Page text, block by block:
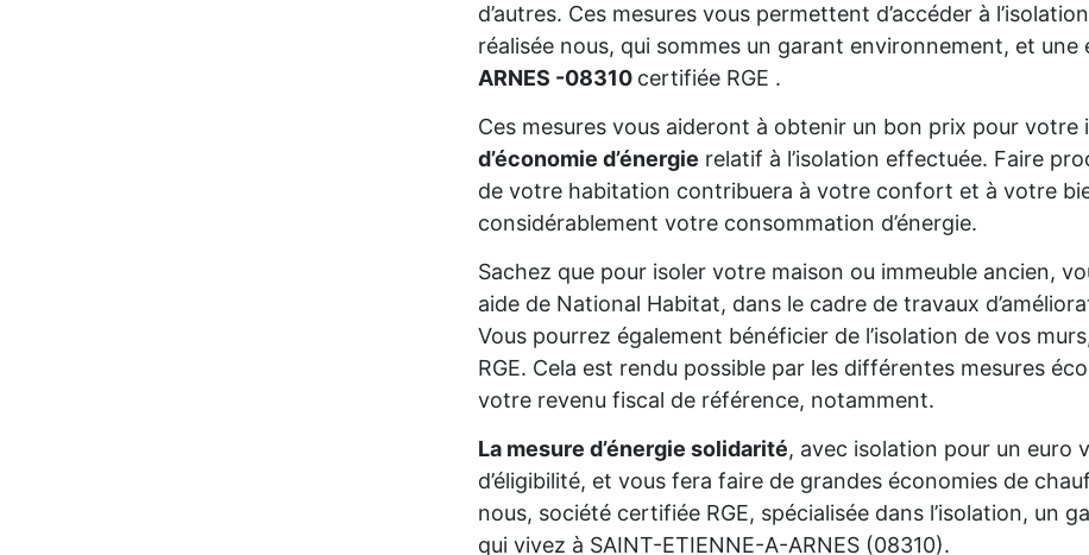
d’autres. Ces mesures vous permettent d’accéder à
réalisée nous, qui sommes un garant environnement, et une
ARNES -08310 certifiée RGE .
Ces mesures vous aideront à obtenir un bon prix pour votre
d’économie d’énergie relatif à l’isolation effectuée. Faire
de votre habitation contribuera à votre confort et à votre
considérablement votre consommation d’énergie.
Sachez que pour isoler votre maison ou immeuble ancien,
aide de National Habitat, dans le cadre de travaux
Vous pourrez également bénéficier de l’isolation de vos
RGE. Cela est rendu possible par les différentes mesures
votre revenu fiscal de référence, notamment.
La mesure d’énergie solidarité, avec isolation pour un euro
d’éligibilité, et vous fera faire de grandes économies de
nous, société certifiée RGE, spécialisée dans l’isolation, un
qui vivez à SAINT-ETIENNE-A-ARNES (08310).